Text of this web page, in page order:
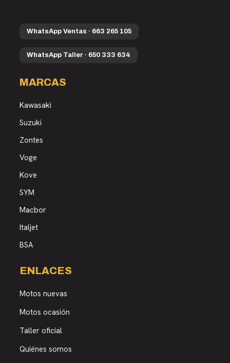
WhatsApp Ventas · 663 265 105
WhatsApp Taller · 650 333 634
MARCAS
Kawasaki
Suzuki
Zontes
Voge
Kove
SYM
Macbor
Italjet
BSA
ENLACES
Motos nuevas
Motos ocasión
Taller oficial
Quiénes somos